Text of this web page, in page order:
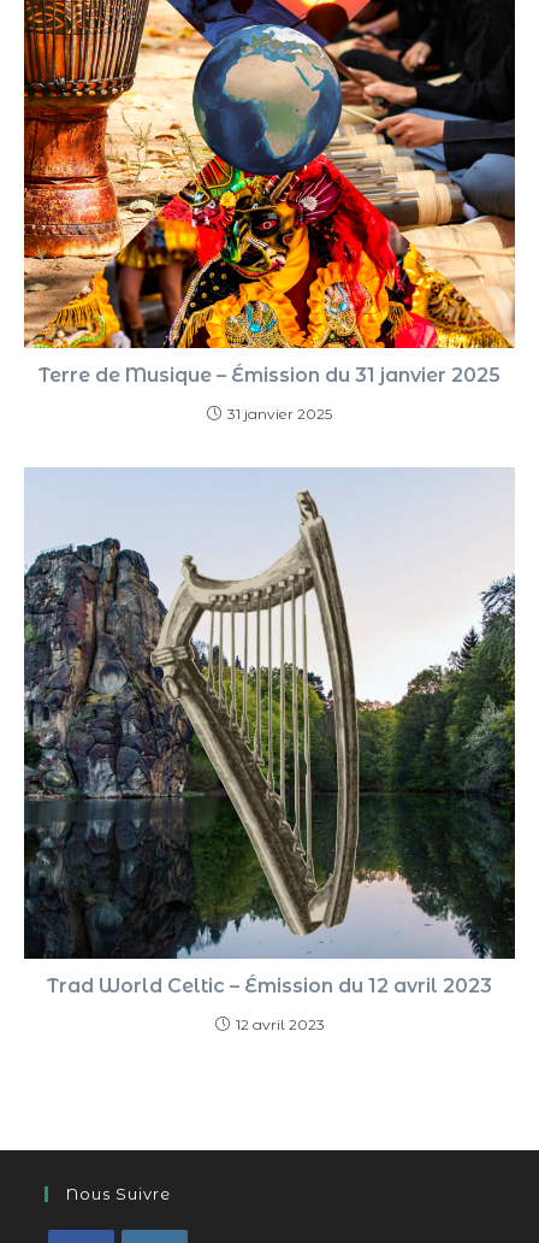
Terre de Musique – Émission du 31 janvier 2025
31 janvier 2025
Trad World Celtic – Émission du 12 avril 2023
12 avril 2023
Nous Suivre